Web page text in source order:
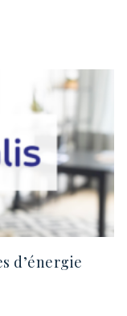
d’énergie